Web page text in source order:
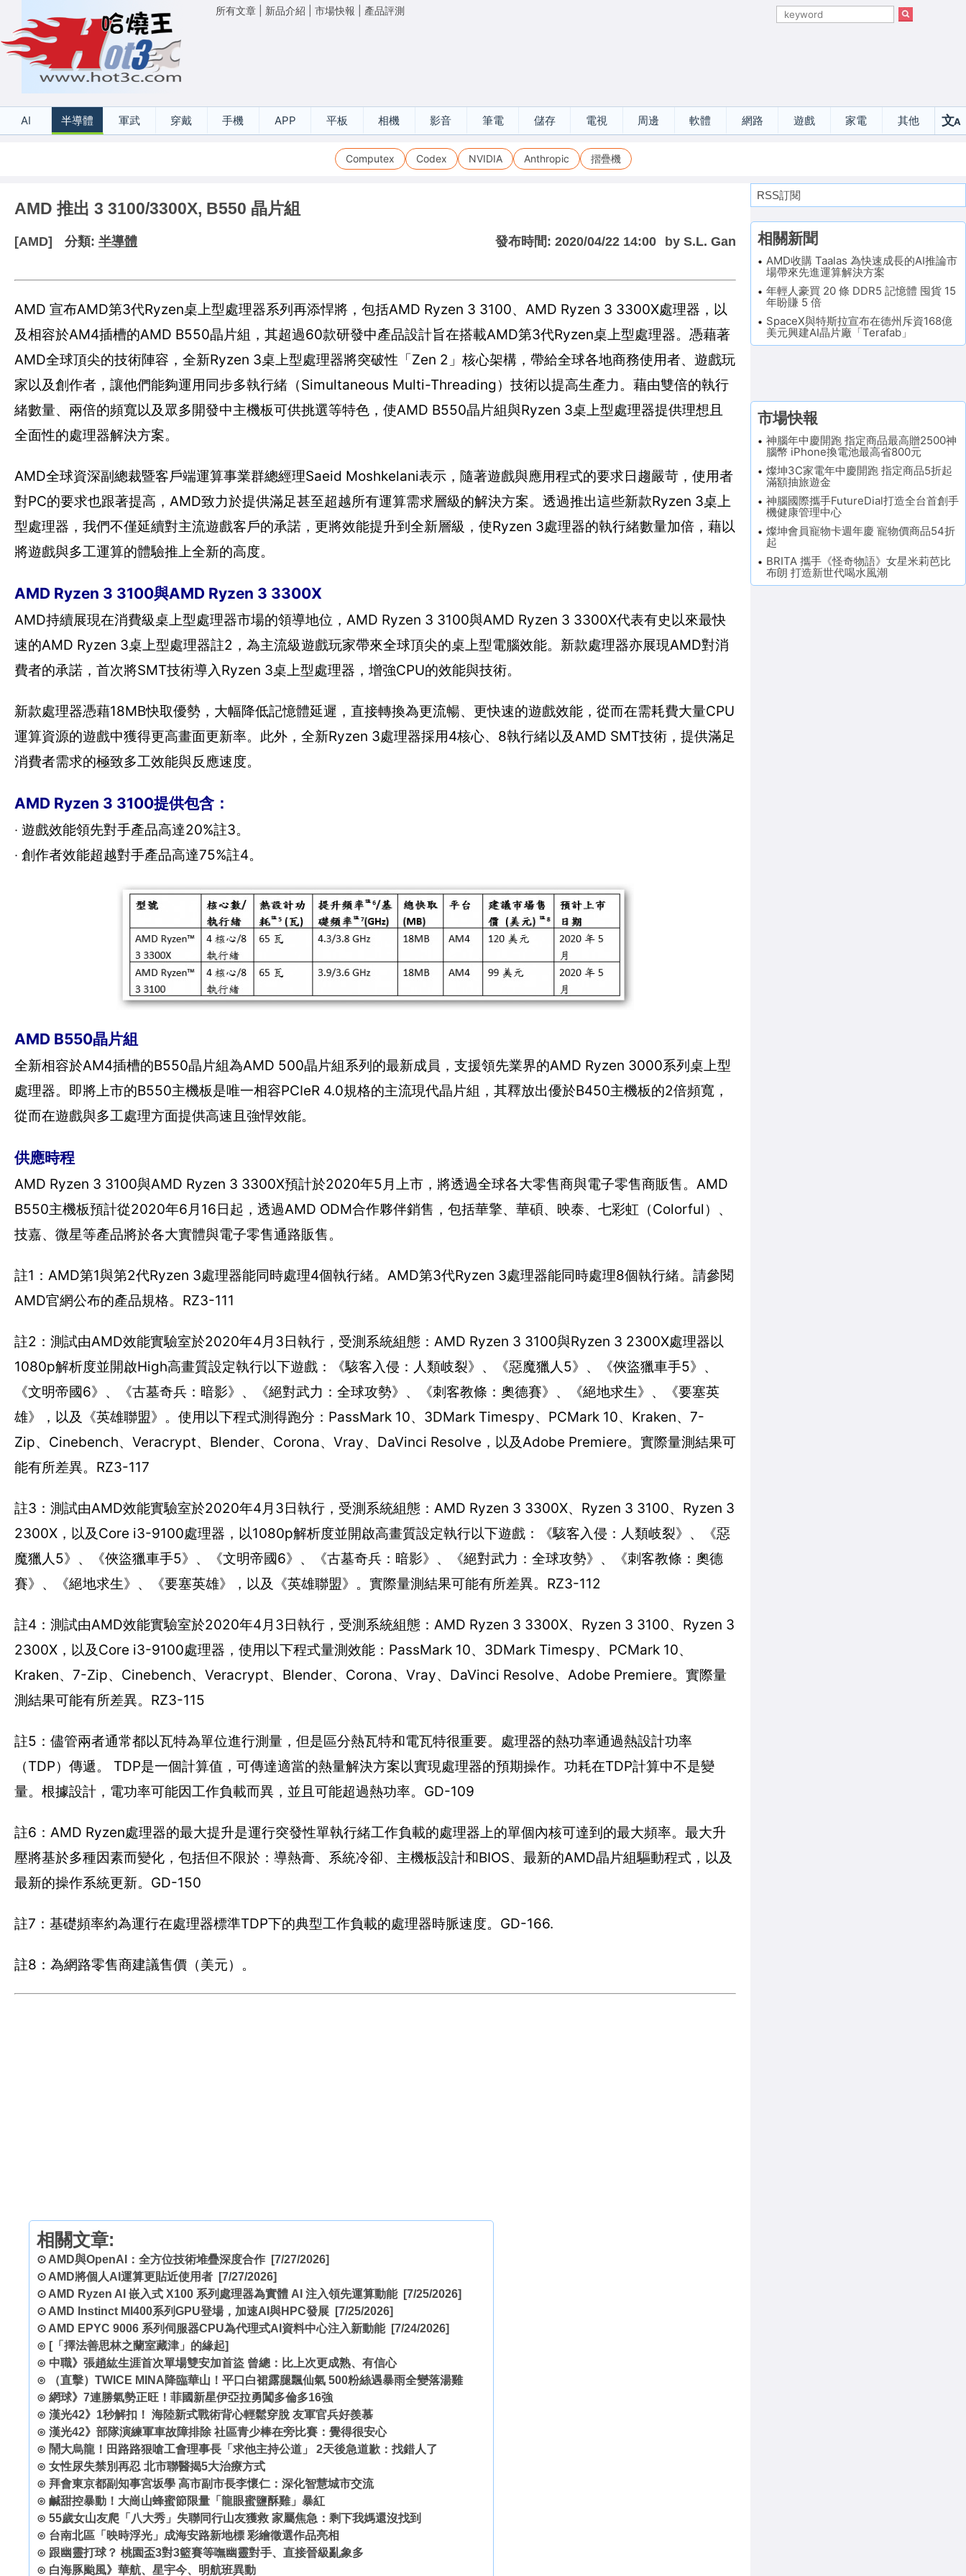
所有文章 新品介紹 市場快報 產品評測
AI 半導體 軍武 穿戴 手機 APP 平板 相機 影音 筆電 儲存 電視 周邊 軟體 網路 遊戲 家電 其他 文A
Computex Codex NVIDIA Anthropic 摺疊機
AMD 推出 3 3100/3300X, B550 晶片組
[AMD] 分類: 半導體 發布時間: 2020/04/22 14:00 by S.L. Gan
AMD 宣布AMD第3代Ryzen桌上型處理器系列再添悍將，包括AMD Ryzen 3 3100、AMD Ryzen 3 3300X處理器，以
及相容於AM4插槽的AMD B550晶片組，其超過60款研發中產品設計旨在搭載AMD第3代Ryzen桌上型處理器。憑藉著
AMD全球頂尖的技術陣容，全新Ryzen 3桌上型處理器將突破性「Zen 2」核心架構，帶給全球各地商務使用者、遊戲玩
家以及創作者，讓他們能夠運用同步多執行緒（Simultaneous Multi-Threading）技術以提高生產力。藉由雙倍的執行
緒數量、兩倍的頻寬以及眾多開發中主機板可供挑選等特色，使AMD B550晶片組與Ryzen 3桌上型處理器提供理想且
全面性的處理器解決方案。
AMD全球資深副總裁暨客戶端運算事業群總經理Saeid Moshkelani表示，隨著遊戲與應用程式的要求日趨嚴苛，使用者
對PC的要求也跟著提高，AMD致力於提供滿足甚至超越所有運算需求層級的解決方案。透過推出這些新款Ryzen 3桌上
型處理器，我們不僅延續對主流遊戲客戶的承諾，更將效能提升到全新層級，使Ryzen 3處理器的執行緒數量加倍，藉以
將遊戲與多工運算的體驗推上全新的高度。
AMD Ryzen 3 3100與AMD Ryzen 3 3300X
AMD持續展現在消費級桌上型處理器市場的領導地位，AMD Ryzen 3 3100與AMD Ryzen 3 3300X代表有史以來最快
速的AMD Ryzen 3桌上型處理器註2，為主流級遊戲玩家帶來全球頂尖的桌上型電腦效能。新款處理器亦展現AMD對消
費者的承諾，首次將SMT技術導入Ryzen 3桌上型處理器，增強CPU的效能與技術。
新款處理器憑藉18MB快取優勢，大幅降低記憶體延遲，直接轉換為更流暢、更快速的遊戲效能，從而在需耗費大量CPU
運算資源的遊戲中獲得更高畫面更新率。此外，全新Ryzen 3處理器採用4核心、8執行緒以及AMD SMT技術，提供滿足
消費者需求的極致多工效能與反應速度。
AMD Ryzen 3 3100提供包含：
‧ 遊戲效能領先對手產品高達20%註3。
‧ 創作者效能超越對手產品高達75%註4。
AMD B550晶片組
全新相容於AM4插槽的B550晶片組為AMD 500晶片組系列的最新成員，支援領先業界的AMD Ryzen 3000系列桌上型
處理器。即將上市的B550主機板是唯一相容PCIeR 4.0規格的主流現代晶片組，其釋放出優於B450主機板的2倍頻寬，
從而在遊戲與多工處理方面提供高速且強悍效能。
供應時程
AMD Ryzen 3 3100與AMD Ryzen 3 3300X預計於2020年5月上市，將透過全球各大零售商與電子零售商販售。AMD
B550主機板預計從2020年6月16日起，透過AMD ODM合作夥伴銷售，包括華擎、華碩、映泰、七彩虹（Colorful）、
技嘉、微星等產品將於各大實體與電子零售通路販售。
註1：AMD第1與第2代Ryzen 3處理器能同時處理4個執行緒。AMD第3代Ryzen 3處理器能同時處理8個執行緒。請參閱
AMD官網公布的產品規格。RZ3-111
註2：測試由AMD效能實驗室於2020年4月3日執行，受測系統組態：AMD Ryzen 3 3100與Ryzen 3 2300X處理器以
1080p解析度並開啟High高畫質設定執行以下遊戲：《駭客入侵：人類岐裂》、《惡魔獵人5》、《俠盜獵車手5》、
《文明帝國6》、《古墓奇兵：暗影》、《絕對武力：全球攻勢》、《刺客教條：奧德賽》、《絕地求生》、《要塞英
雄》，以及《英雄聯盟》。使用以下程式測得跑分：PassMark 10、3DMark Timespy、PCMark 10、Kraken、7-
Zip、Cinebench、Veracrypt、Blender、Corona、Vray、DaVinci Resolve，以及Adobe Premiere。實際量測結果可
能有所差異。RZ3-117
註3：測試由AMD效能實驗室於2020年4月3日執行，受測系統組態：AMD Ryzen 3 3300X、Ryzen 3 3100、Ryzen 3
2300X，以及Core i3-9100處理器，以1080p解析度並開啟高畫質設定執行以下遊戲：《駭客入侵：人類岐裂》、《惡
魔獵人5》、《俠盜獵車手5》、《文明帝國6》、《古墓奇兵：暗影》、《絕對武力：全球攻勢》、《刺客教條：奧德
賽》、《絕地求生》、《要塞英雄》，以及《英雄聯盟》。實際量測結果可能有所差異。RZ3-112
註4：測試由AMD效能實驗室於2020年4月3日執行，受測系統組態：AMD Ryzen 3 3300X、Ryzen 3 3100、Ryzen 3
2300X，以及Core i3-9100處理器，使用以下程式量測效能：PassMark 10、3DMark Timespy、PCMark 10、
Kraken、7-Zip、Cinebench、Veracrypt、Blender、Corona、Vray、DaVinci Resolve、Adobe Premiere。實際量
測結果可能有所差異。RZ3-115
註5：儘管兩者通常都以瓦特為單位進行測量，但是區分熱瓦特和電瓦特很重要。處理器的熱功率通過熱設計功率
（TDP）傳遞。 TDP是一個計算值，可傳達適當的熱量解決方案以實現處理器的預期操作。功耗在TDP計算中不是變
量。根據設計，電功率可能因工作負載而異，並且可能超過熱功率。GD-109
註6：AMD Ryzen處理器的最大提升是運行突發性單執行緒工作負載的處理器上的單個內核可達到的最大頻率。最大升
壓將基於多種因素而變化，包括但不限於：導熱膏、系統冷卻、主機板設計和BIOS、最新的AMD晶片組驅動程式，以及
最新的操作系統更新。GD-150
註7：基礎頻率約為運行在處理器標準TDP下的典型工作負載的處理器時脈速度。GD-166.
註8：為網路零售商建議售價（美元）。
相關文章:
⊙ AMD與OpenAI：全方位技術堆疊深度合作 [7/27/2026]
⊙ AMD將個人AI運算更貼近使用者 [7/27/2026]
⊙ AMD Ryzen AI 嵌入式 X100 系列處理器為實體 AI 注入領先運算動能[7/25/2026]
⊙ AMD Instinct MI400系列GPU登場，加速AI與HPC發展 [7/25/2026]
⊙ AMD EPYC 9006 系列伺服器CPU為代理式AI資料中心注入新動能[7/24/2026]
⊙ [「擇法善思林之蘭室藏津」的緣起]
⊙ 中職》張趙紘生涯首次單場雙安加首盜 曾總：比上次更成熟、有信心
⊙
（直擊）TWICE MINA降臨華山！平口白裙露腿飄仙氣 500粉絲遇暴雨全變落湯雞
⊙ 網球》7連勝氣勢正旺！菲國新星伊亞拉勇闖多倫多16強
⊙ 漢光42》1秒解扣！ 海陸新式戰術背心輕鬆穿脫 友軍官兵好羨慕
⊙ 漢光42》部隊演練軍車故障排除 社區青少棒在旁比賽：覺得很安心
⊙ 鬧大烏龍！田路路狠嗆工會理事長「求他主持公道」 2天後急道歉：找錯人了
⊙ 女性尿失禁別再忍 北市聯醫揭5大治療方式
⊙ 拜會東京都副知事宮坂學 高市副市長李懷仁：深化智慧城市交流
⊙ 鹹甜控暴動！大崗山蜂蜜節限量「龍眼蜜鹽酥雞」暴紅
⊙ 55歲女山友爬「八大秀」失聯同行山友獲救 家屬焦急：剩下我媽還沒找到
⊙ 台南北區「映時浮光」成海安路新地標 彩繪徵選作品亮相
⊙ 跟幽靈打球？ 桃園盃3對3籃賽等嘸幽靈對手、直接晉級亂象多
⊙ 白海豚颱風》華航、星宇今、明航班異動
RSS訂閱
相關新聞
AMD收購 Taalas 為快速成長的AI推論市
場帶來先進運算解決方案
年輕人豪買 20 條 DDR5 記憶體 囤貨 15
年盼賺 5 倍
SpaceX與特斯拉宣布在德州斥資168億
美元興建AI晶片廠「Terafab」
市場快報
神腦年中慶開跑 指定商品最高贈2500神
腦幣 iPhone換電池最高省800元
燦坤3C家電年中慶開跑 指定商品5折起
滿額抽旅遊金
神腦國際攜手FutureDial打造全台首創手
機健康管理中心
燦坤會員寵物卡週年慶 寵物價商品54折
起
BRITA 攜手《怪奇物語》女星米莉芭比
布朗 打造新世代喝水風潮